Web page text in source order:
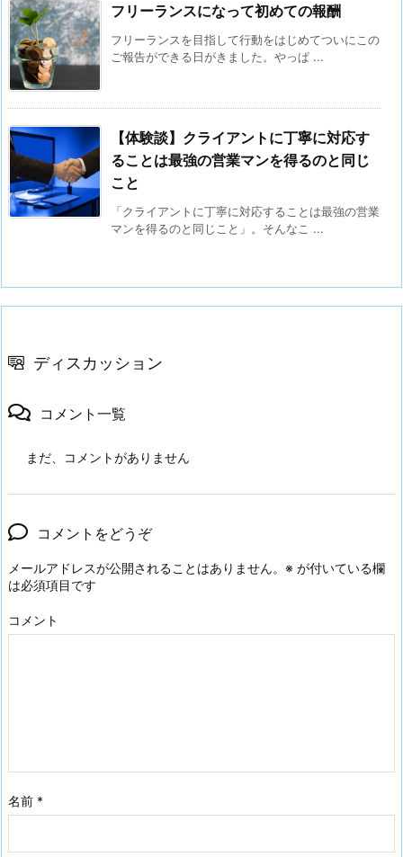
フリーランスになって初めての報酬
フリーランスを目指して行動をはじめてついにこの
ご報告ができる日がきました。やっぱ ...
【体験談】クライアントに丁寧に対応す
ることは最強の営業マンを得るのと同じ
こと
「クライアントに丁寧に対応することは最強の営業
マンを得るのと同じこと」。そんなこ ...
ディスカッション
コメント一覧
まだ、コメントがありません
コメントをどうぞ
メールアドレスが公開されることはありません。 ※ が付いている欄
は必須項目です
コメント
名前 *